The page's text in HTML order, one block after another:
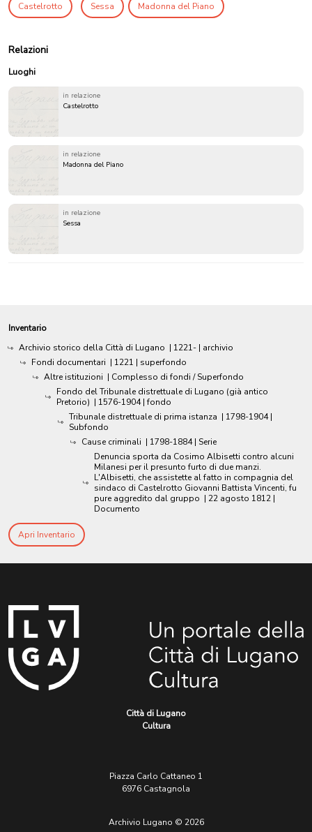
Castelrotto Sessa Madonna del Piano
Relazioni
Luoghi
in relazione
Castelrotto
in relazione
Madonna del Piano
in relazione
Sessa
Inventario
Archivio storico della Città di Lugano | 1221- | archivio
Fondi documentari | 1221 | superfondo
Altre istituzioni | Complesso di fondi / Superfondo
Fondo del Tribunale distrettuale di Lugano (già antico
Pretorio) | 1576-1904 | fondo
Tribunale distrettuale di prima istanza | 1798-1904 |
Subfondo
Cause criminali | 1798-1884 | Serie
Denuncia sporta da Cosimo Albisetti contro alcuni
Milanesi per il presunto furto di due manzi.
L'Albisetti, che assistette al fatto in compagnia del
sindaco di Castelrotto Giovanni Battista Vincenti, fu
pure aggredito dal gruppo | 22 agosto 1812 |
Documento
Apri Inventario
Città di Lugano
Cultura
Piazza Carlo Cattaneo 1
6976 Castagnola
Archivio Lugano © 2026